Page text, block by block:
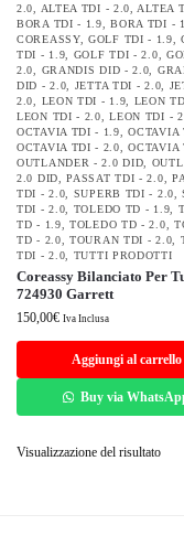
2.0
ALTEA TDI - 2.0 ALTEA
BORA TDI - 1.9 ,BORA TDI -
COREASSY,GOLF TDI - 1.9 ,
TDI - 1.9
GOLF TDI - 2.0
2.0
GRANDIS DID - 2.0
DID - 2.0
JETTA TDI - 2.0
2.0
LEON TDI - 1.9 LEON
LEON TDI - 2.0 ,LEON TDI -
OCTAVIA TDI - 1.9 ,OCTAVIA
OCTAVIA TDI - 2.0 ,OCTAVIA
OUTLANDER - 2.0 DID
2.0 DID ,PASSAT TDI - 2.0
TDI - 2.0
SUPERB TDI - 2.0 ,
TDI - 2.0
TOLEDO TD - 1.9
TD - 1.9 ,TOLEDO TD - 2.0
TD - 2.0 ,TOURAN TDI - 2.0
TDI - 2.0
TUTTI PRODOTTI
Coreassy Bilanciato Per
724930 Garrett
150,00€ Iva Inclusa
Aggiungi al carrello
Buy via
Visualizzazione del risultato